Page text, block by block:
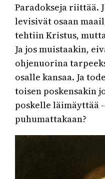
Paradokseja riittää.
levisivät osaan
tehtiin Kristus,
Ja jos muistaakin,
ohjenuorina
osalle kansaa. Ja
toisen poskensakin
poskelle läimäyttää
puhumattakaan?